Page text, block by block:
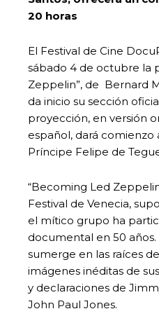
20 horas
El Festival de Cine
sábado 4 de octubre la
Zeppelin”, de Bernard
da inicio su sección
proyección, en versión
español, dará comienzo
Príncipe Felipe de
“Becoming Led
Festival de Venecia,
el mítico grupo ha
documental en 50 años.
sumerge en las raíces
imágenes inéditas de
y declaraciones de
John Paul Jones.